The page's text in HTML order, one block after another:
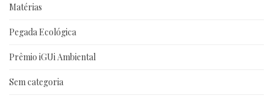
Matérias
Pegada Ecológica
Prêmio iGUi Ambiental
Sem categoria